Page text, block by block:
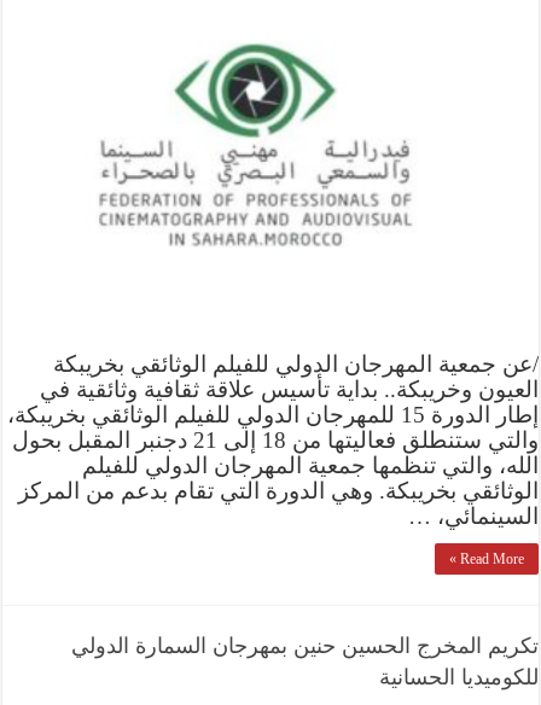
/عن جمعية المهرجان الدولي للفيلم الوثائقي بخريبكة
العيون وخريبكة.. بداية تأسيس علاقة ثقافية وثائقية في
إطار الدورة 15 للمهرجان الدولي للفيلم الوثائقي بخريبكة،
والتي ستنطلق فعاليتها من 18 إلى 21 دجنبر المقبل بحول
الله، والتي تنظمها جمعية المهرجان الدولي للفيلم
الوثائقي بخريبكة. وهي الدورة التي تقام بدعم من المركز
السينمائي، …
Read More »
تكريم المخرج الحسين حنين بمهرجان السمارة الدولي
للكوميديا الحسانية